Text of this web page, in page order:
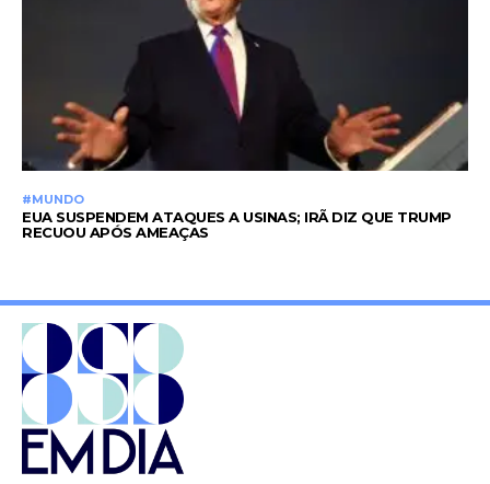
#MUNDO
EUA SUSPENDEM ATAQUES A USINAS; IRÃ DIZ QUE TRUMP
RECUOU APÓS AMEAÇAS